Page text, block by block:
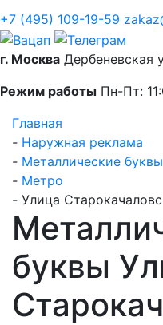
+7 (495) 109-19-59
г. Москва Дербеневская
Режим работы Пн-Пт:
Главная
- Наружная реклама
- Металлические
- Метро
- Улица
буквы